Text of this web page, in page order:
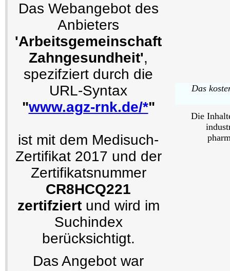
Das Webangebot des
Anbieters
'Arbeitsgemeinschaft
Zahngesundheit',
spezifziert durch die
URL-Syntax
"www.agz-rnk.de/*"
ist mit dem Medisuch-
Zertifikat 2017 und der
Zertifikatsnummer
CR8HCQ221
zertifziertund wird im
Suchindex
berücksichtigt.
Das Angebot war
Das
Die